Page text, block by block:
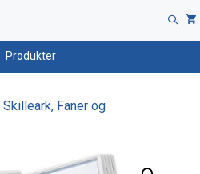
Produkter
Skilleark, Faner og